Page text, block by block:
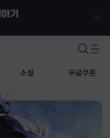
소설 무료쿠폰